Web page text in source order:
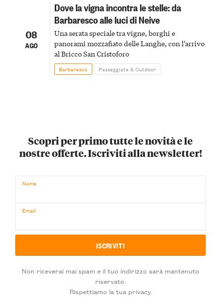
08
AGO
Dove la vigna incontra le stelle: da
Barbaresco alle luci di Neive
Una serata speciale tra vigne, borghi e
panorami mozzafiato delle Langhe, con l’arrivo
al Bricco San Cristoforo
Barbaresco Passeggiate & Outdoor
Scopri per primo tutte le novità e le
nostre offerte. Iscriviti alla newsletter!
Nome
Email
Non riceverai mai spam e il tuo indirizzo sarà mantenuto
riservato.
Rispettiamo la tua privacy.